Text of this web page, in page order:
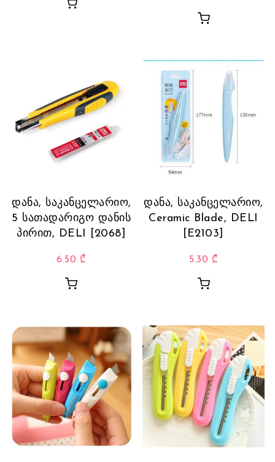
დანა, საკანცელარიო,
5 სათადარიგო დანის
პირით, DELI [2068]
6.50 ₾
დანა, საკანცელარიო,
Ceramic Blade, DELI
[E2103]
5.30 ₾